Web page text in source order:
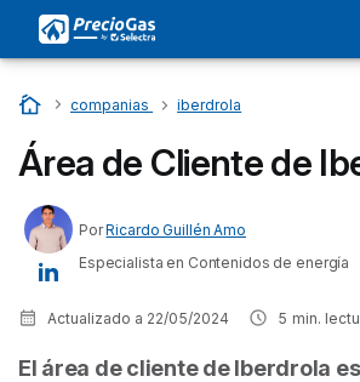
Inicio
…
companias …
iberdrola
Área de Cliente de
PorRicardo Guillén Amo
Especialista en Contenidos de energía
Actualizado a 22/05/2024 5 min.
El área de cliente de Iberdrola